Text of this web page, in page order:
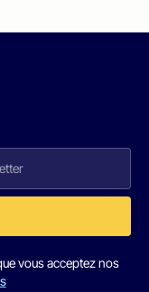
vous acceptez nos